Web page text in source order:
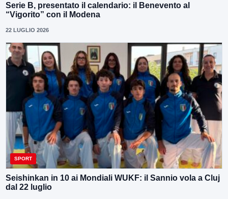
Serie B, presentato il calendario: il Benevento al
“Vigorito” con il Modena
22 LUGLIO 2026
SPORT
Seishinkan in 10 ai Mondiali WUKF: il Sannio vola a Cluj
dal 22 luglio